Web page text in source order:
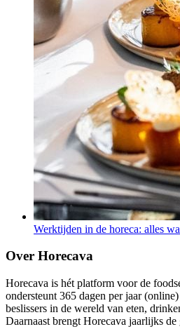
Werktijden in de horeca: alles
Over Horecava
Horecava is hét platform voor de
ondersteunt 365 dagen per jaar
beslissers in de wereld van eten,
Daarnaast brengt Horecava jaarlijks de